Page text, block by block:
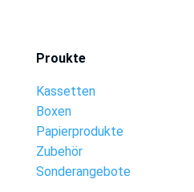
Proukte
Kassetten
Boxen
Papierprodukte
Zubehör
Sonderangebote